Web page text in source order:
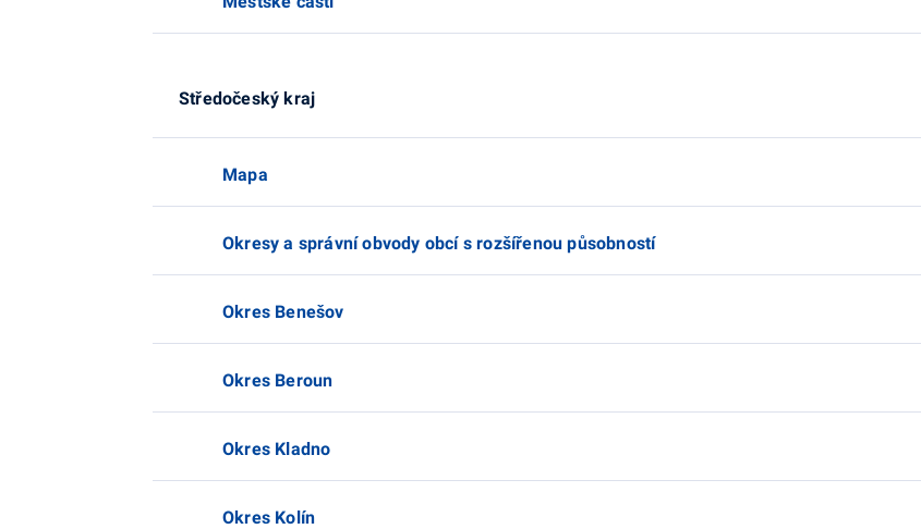
Středočeský kraj
Mapa
Okresy a správní obvody obcí s rozšířenou působností
Okres Benešov
Okres Beroun
Okres Kladno
Okres Kolín